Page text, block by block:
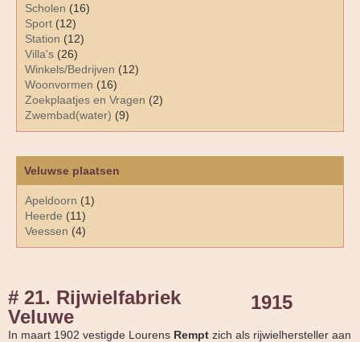
Scholen (16)
Sport (12)
Station (12)
Villa's (26)
Winkels/Bedrijven (12)
Woonvormen (16)
Zoekplaatjes en Vragen (2)
Zwembad(water) (9)
Veluwse plaatsen
Apeldoorn (1)
Heerde (11)
Veessen (4)
# 21. Rijwielfabriek
Veluwe
1915
In maart 1902 vestigde Lourens Rempt zich als rijwielhersteller aan